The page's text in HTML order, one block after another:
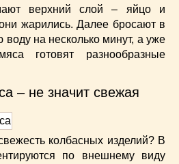
верхний слой – яйцо и
жарились. Далее бросают в
на несколько минут, а уже
готовят разнообразные
– не значит свежая
колбасных изделий? В
по внешнему виду